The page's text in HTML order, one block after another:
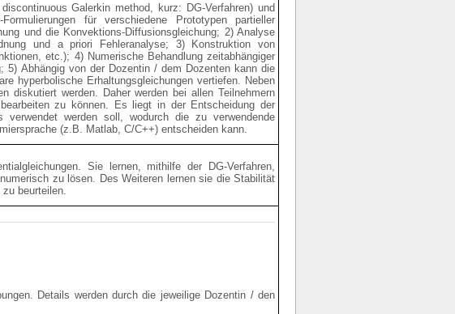
Galerkin method, kurz: DG-Verfahren) und
für verschiedene Prototypen partieller
und die Konvektions-Diffusionsgleichung; 2) Analyse
und a priori Fehleranalyse; 3) Konstruktion von
etc.); 4) Numerische Behandlung zeitabhängiger
5) Abhängig von der Dozentin / dem Dozenten kann die
hyperbolische Erhaltungsgleichungen vertiefen. Neben
diskutiert werden. Daher werden bei allen Teilnehmern
zu können. Es liegt in der Entscheidung der
werden soll, wodurch die zu verwendende
(z.B. Matlab, C/C++) entscheiden kann.
Sie lernen, mithilfe der DG-Verfahren,
zu lösen. Des Weiteren lernen sie die Stabilität
beurteilen.
Details werden durch die jeweilige Dozentin / den